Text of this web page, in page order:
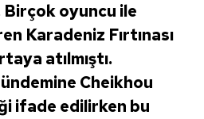
Birçok oyuncu ile
Karadeniz Fırtınası
atılmıştı.
Cheikhou
ifade edilirken bu